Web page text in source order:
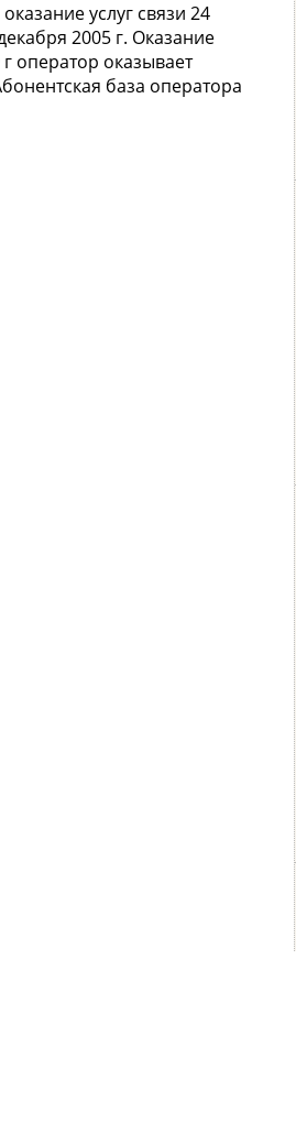
услуг связи 24
2005 г. Оказание
оператор оказывает
база оператора